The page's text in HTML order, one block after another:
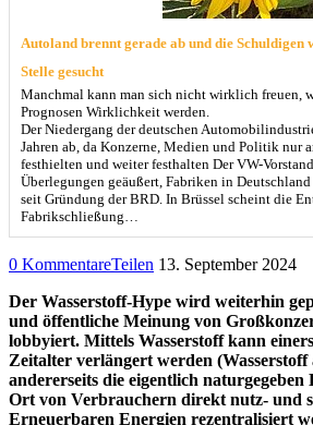
Autoland brennt gerade ab und die Schuldigen
Stelle gesucht
Manchmal kann man sich nicht wirklich freuen,
Prognosen Wirklichkeit werden.
Der Niedergang der deutschen
Jahren ab, da Konzerne, Medien und Politik nur
festhielten und weiter festhalten Der VW-
Überlegungen geäußert, Fabriken in
seit Gründung der BRD. In Brüssel scheint die
Fabrikschließung…
0 KommentareTeilen 13. September 2024
Der Wasserstoff-Hype wird weiterhin
und öffentliche Meinung von
lobbyiert. Mittels Wasserstoff kann
Zeitalter verlängert werden (Wasserstoff
andererseits die eigentlich
Ort von Verbrauchern direkt nutz- und
Erneuerbaren Energien rezentralisiert